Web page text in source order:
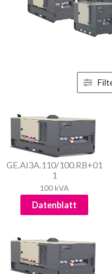
GE.AI3A.110/100.RB+01
1
100 kVA
Datenblatt